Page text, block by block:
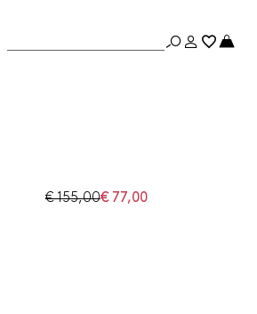
€ 155,00€ 77,00